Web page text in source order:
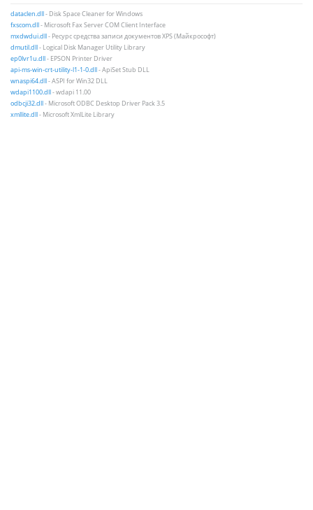
dataclen.dll- Disk Space Cleaner for Windows
fxscom.dll- Microsoft Fax Server COM Client Interface
mxdwdui.dll- Ресурс средства записи документов XPS (Майкрософт)
dmutil.dll- Logical Disk Manager Utility Library
ep0lvr1u.dll- EPSON Printer Driver
api-ms-win-crt-utility-l1-1-0.dll- ApiSet Stub DLL
wnaspi64.dll- ASPI for Win32 DLL
wdapi1100.dll- wdapi 11.00
odbcji32.dll- Microsoft ODBC Desktop Driver Pack 3.5
xmllite.dll- Microsoft XmlLite Library